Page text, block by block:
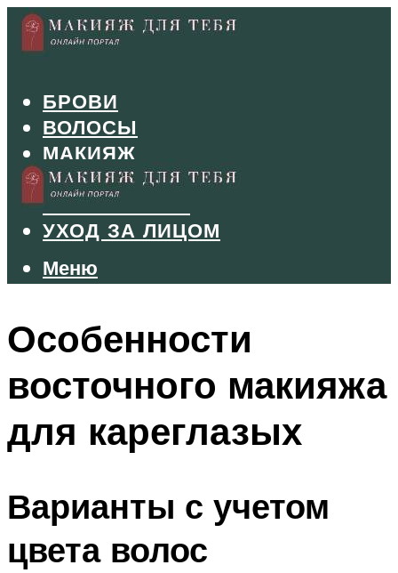
БРОВИ
ВОЛОСЫ
МАКИЯЖ
МАНИКЮР
ТУШЬ И ТЕНИ
УХОД ЗА ЛИЦОМ
Меню
Меню
Особенности
восточного макияжа
для кареглазых
Варианты с учетом
цвета волос